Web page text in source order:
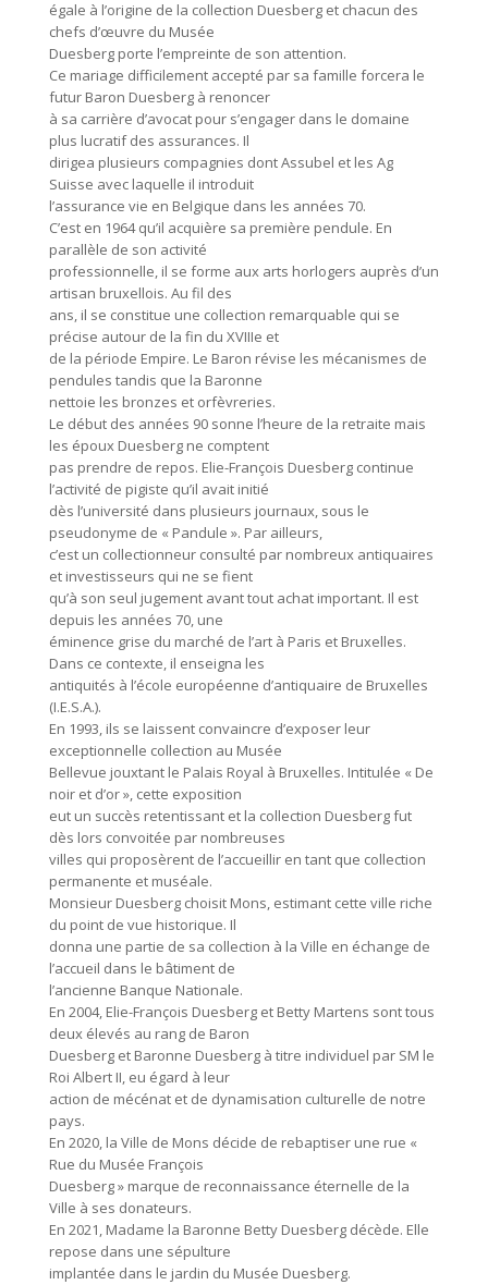
égale à l’origine de la collection Duesberg et chacun des
chefs d’œuvre du Musée
Duesberg porte l’empreinte de son attention.
Ce mariage difficilement accepté par sa famille forcera le
futur Baron Duesberg à renoncer
à sa carrière d’avocat pour s’engager dans le domaine
plus lucratif des assurances. Il
dirigea plusieurs compagnies dont Assubel et les Ag
Suisse avec laquelle il introduit
l’assurance vie en Belgique dans les années 70.
C’est en 1964 qu’il acquière sa première pendule. En
parallèle de son activité
professionnelle, il se forme aux arts horlogers auprès d’un
artisan bruxellois. Au fil des
ans, il se constitue une collection remarquable qui se
précise autour de la fin du XVIIIe et
de la période Empire. Le Baron révise les mécanismes de
pendules tandis que la Baronne
nettoie les bronzes et orfèvreries.
Le début des années 90 sonne l’heure de la retraite mais
les époux Duesberg ne comptent
pas prendre de repos. Elie-François Duesberg continue
l’activité de pigiste qu’il avait initié
dès l’université dans plusieurs journaux, sous le
pseudonyme de « Pandule ». Par ailleurs,
c’est un collectionneur consulté par nombreux antiquaires
et investisseurs qui ne se fient
qu’à son seul jugement avant tout achat important. Il est
depuis les années 70, une
éminence grise du marché de l’art à Paris et Bruxelles.
Dans ce contexte, il enseigna les
antiquités à l’école européenne d’antiquaire de Bruxelles
(I.E.S.A.).
En 1993, ils se laissent convaincre d’exposer leur
exceptionnelle collection au Musée
Bellevue jouxtant le Palais Royal à Bruxelles. Intitulée « De
noir et d’or », cette exposition
eut un succès retentissant et la collection Duesberg fut
dès lors convoitée par nombreuses
villes qui proposèrent de l’accueillir en tant que collection
permanente et muséale.
Monsieur Duesberg choisit Mons, estimant cette ville riche
du point de vue historique. Il
donna une partie de sa collection à la Ville en échange de
l’accueil dans le bâtiment de
l’ancienne Banque Nationale.
En 2004, Elie-François Duesberg et Betty Martens sont tous
deux élevés au rang de Baron
Duesberg et Baronne Duesberg à titre individuel par SM le
Roi Albert II, eu égard à leur
action de mécénat et de dynamisation culturelle de notre
pays.
En 2020, la Ville de Mons décide de rebaptiser une rue «
Rue du Musée François
Duesberg » marque de reconnaissance éternelle de la
Ville à ses donateurs.
En 2021, Madame la Baronne Betty Duesberg décède. Elle
repose dans une sépulture
implantée dans le jardin du Musée Duesberg.